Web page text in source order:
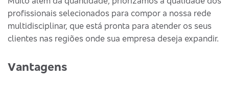
profissionais selecionados para compor a nossa rede
multidisciplinar, que está pronta para atender os seus
clientes nas regiões onde sua empresa deseja expandir.
Vantagens